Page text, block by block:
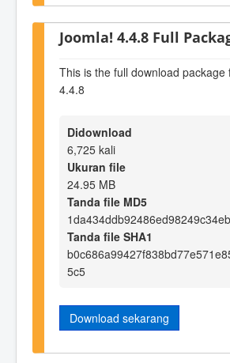
Joomla! 4.4.8 Full
This is the full download package
4.4.8
Didownload
6,725 kali
Ukuran file
24.95 MB
Tanda file MD5
Tanda file SHA1
5c5
Download sekarang